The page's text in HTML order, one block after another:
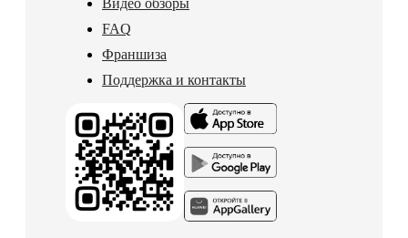
FAQ
Франшиза
Поддержка и контакты